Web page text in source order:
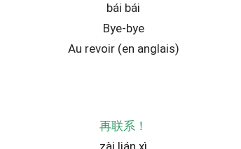
bái bái
Bye-bye
Au revoir (en anglais)
再联系！
zài lián xì